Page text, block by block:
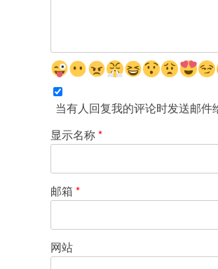
当有人回复我的评论时发送邮件
显示名称*
邮箱 *
网站